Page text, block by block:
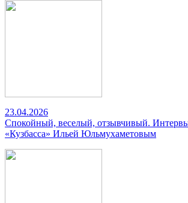
23.04.2026
Спокойный, веселый, отзывчивый.
«Кузбасса» Ильей Юльмухаметовым